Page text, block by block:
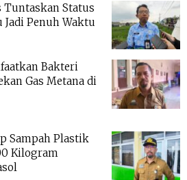
Tuntaskan Status
Jadi Penuh Waktu
Bakteri
Gas Metana di
Sampah Plastik
Kilogram